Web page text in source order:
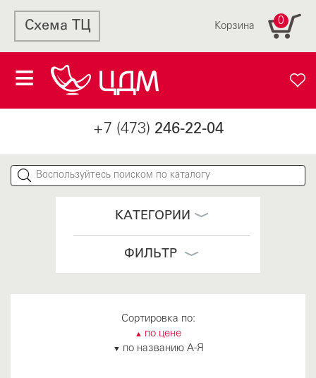
Схема ТЦ Корзина 0
+7 (473) 246-22-04
КАТЕГОРИИ
ФИЛЬТР
Сортировка по:
▲ по цене
▼ по названию А-Я